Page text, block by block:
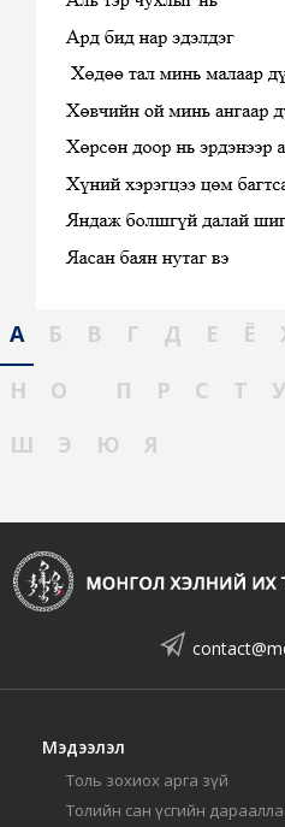
А Б В Г Д Е Ё
Н
О П Р С Т У
Ш
Э Ю Я
Мэдээлэл
Толь зохиох арга зүй
Толийн сан үсгийн